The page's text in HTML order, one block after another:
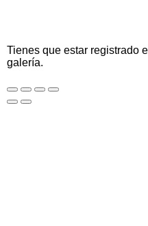
Tienes que estar registrado
galería.